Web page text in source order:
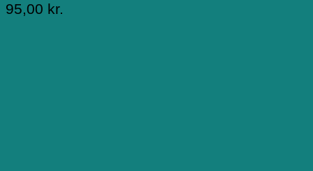
95,00 kr.